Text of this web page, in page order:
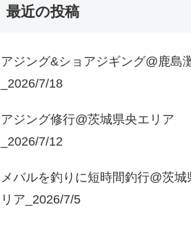
最近の投稿
アジング&ショアジギング@鹿島
_2026/7/18
アジング修行@茨城県央エリア
_2026/7/12
メバルを釣りに短時間釣行@茨城
リア_2026/7/5